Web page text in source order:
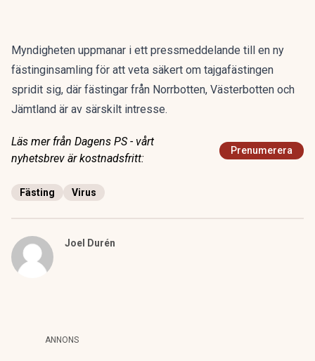
Myndigheten uppmanar i ett pressmeddelande till en ny
fästinginsamling för att veta säkert om tajgafästingen
spridit sig, där fästingar från Norrbotten, Västerbotten och
Jämtland är av särskilt intresse.
Läs mer från Dagens PS - vårt
nyhetsbrev är kostnadsfritt:
Prenumerera
Fästing Virus
Joel Durén
ANNONS